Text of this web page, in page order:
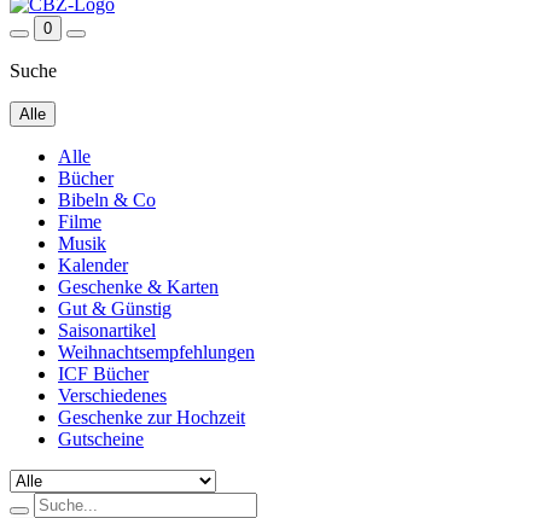
0
Suche
Alle
Alle
Bücher
Bibeln & Co
Filme
Musik
Kalender
Geschenke & Karten
Gut & Günstig
Saisonartikel
Weihnachtsempfehlungen
ICF Bücher
Verschiedenes
Geschenke zur Hochzeit
Gutscheine